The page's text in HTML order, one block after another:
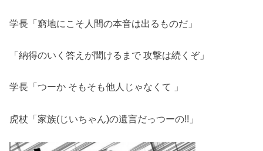
学長「窮地にこそ人間の本音は出るものだ」
「納得のいく答えが聞けるまで 攻撃は続くぞ」
学長「つーか そもそも他人じゃなくて 」
虎杖「家族(じいちゃん)の遺言だっつーの!!」